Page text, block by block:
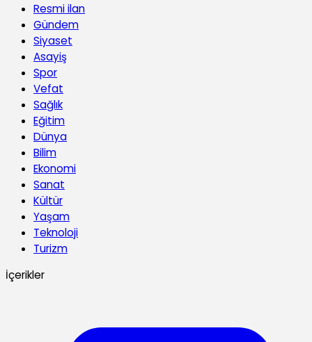
Resmi ilan
Gündem
Siyaset
Asayiş
Spor
Vefat
Sağlık
Eğitim
Dünya
Bilim
Ekonomi
Sanat
Kültür
Yaşam
Teknoloji
Turizm
İçerikler